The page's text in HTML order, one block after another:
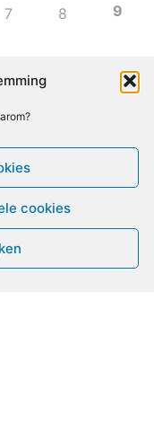
cookies
7 8 9
16
21
28
4 5 6